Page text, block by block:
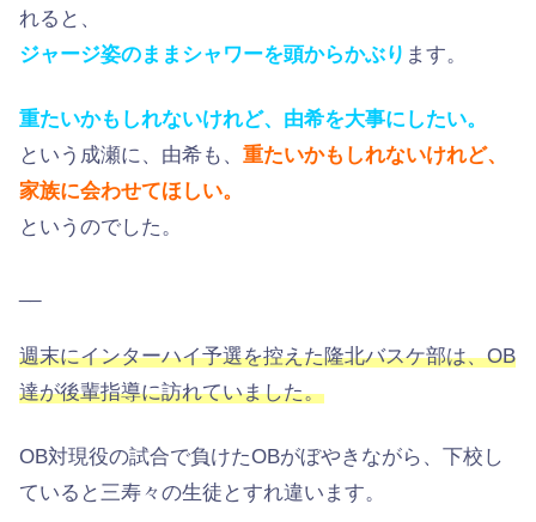
れると、
ジャージ姿のままシャワーを頭からかぶり ます。
重たいかもしれないけれど、由希を大事にしたい。
という成瀬に、由希も、 重たいかもしれないけれど、
家族に会わせてほしい。
というのでした。
週末にインターハイ予選を控えた隆北バスケ部は、OB
達が後輩指導に訪れていました。
OB対現役の試合で負けたOBがぼやきながら、下校し
ていると三寿々の生徒とすれ違います。